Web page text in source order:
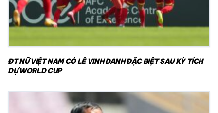
ĐT NỮ VIỆT NAM CÓ LỄ VINH DANH ĐẶC BIỆT SAU KỲ TÍCH
DỰ WORLD CUP